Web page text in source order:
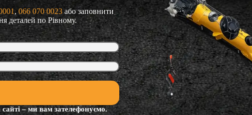
, 066 070 0023 або заповнити
деталей по Рівному.
сайті – ми вам зателефонуємо.